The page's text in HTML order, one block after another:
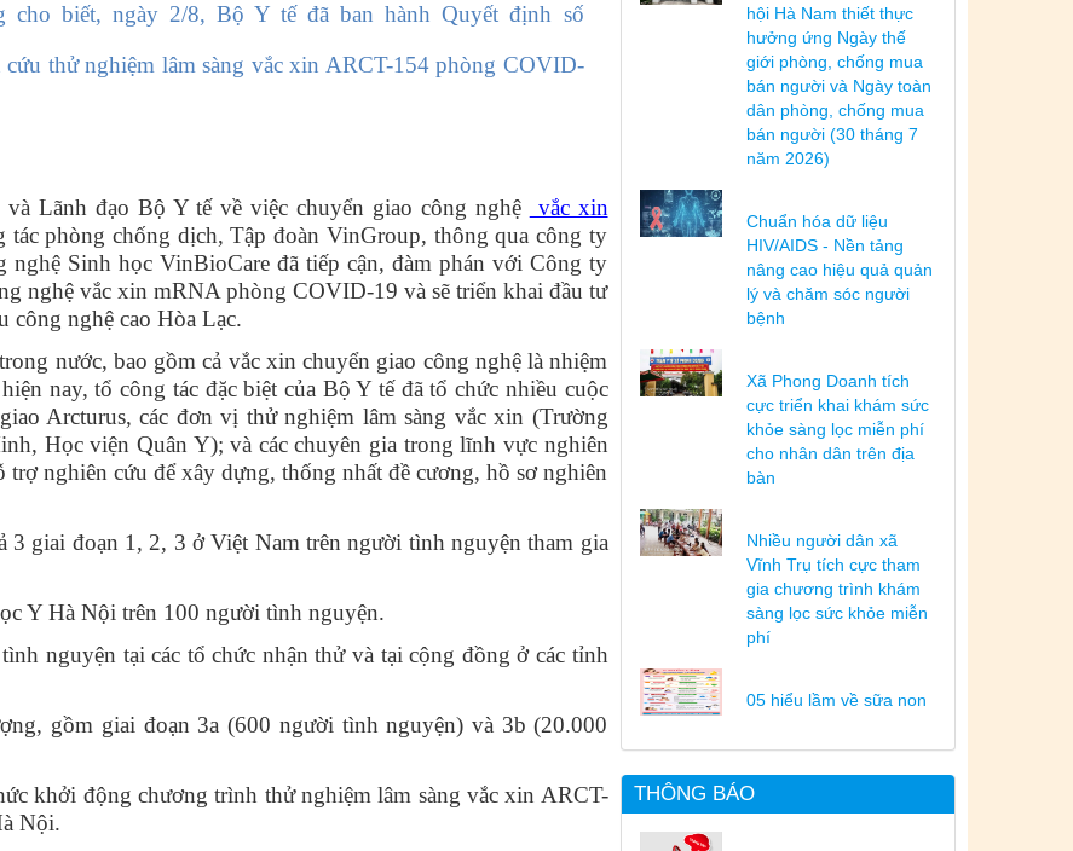
biết, ngày 2/8, Bộ Y tế đã ban hành Quyết định số
thử nghiệm lâm sàng vắc xin ARCT-154 phòng COVID-
Lãnh đạo Bộ Y tế về việc chuyển giao công nghệ
vắc xin
tác phòng chống dịch, Tập đoàn VinGroup, thông qua công ty
Sinh học VinBioCare đã tiếp cận, đàm phán với Công ty
nghệ vắc xin mRNA phòng COVID-19 và sẽ triển khai đầu tư
công nghệ cao Hòa Lạc.
nước, bao gồm cả vắc xin chuyển giao công nghệ là nhiệm
nay, tổ công tác đặc biệt của Bộ Y tế đã tổ chức nhiều cuộc
Arcturus, các đơn vị thử nghiệm lâm sàng vắc xin (Trường
Học viện Quân Y); và các chuyên gia trong lĩnh vực nghiên
nghiên cứu để xây dựng, thống nhất đề cương, hồ sơ nghiên
đoạn 1, 2, 3 ở Việt Nam trên người tình nguyện tham gia
Hà Nội trên 100 người tình nguyện.
tại các tổ chức nhận thử và tại cộng đồng ở các tỉnh
giai đoạn 3a (600 người tình nguyện) và 3b (20.000
động chương trình thử nghiệm lâm sàng vắc xin ARCT-
Nội.
hội Hà Nam thiết thực
hưởng ứng Ngày thế
giới phòng, chống mua
bán người và Ngày toàn
dân phòng, chống mua
bán người (30 tháng 7
năm 2026)
Chuẩn hóa dữ liệu
HIV/AIDS - Nền tảng
nâng cao hiệu quả quản
lý và chăm sóc người
bệnh
Xã Phong Doanh tích
cực triển khai khám sức
khỏe sàng lọc miễn phí
cho nhân dân trên địa
bàn
Nhiều người dân xã
Vĩnh Trụ tích cực tham
gia chương trình khám
sàng lọc sức khỏe miễn
phí
05 hiểu lầm về sữa non
THÔNG BÁO